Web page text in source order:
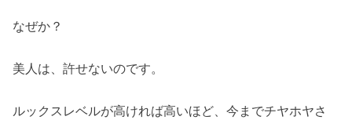
なぜか？
美人は、許せないのです。
ルックスレベルが高ければ高いほど、今までチヤホヤさ